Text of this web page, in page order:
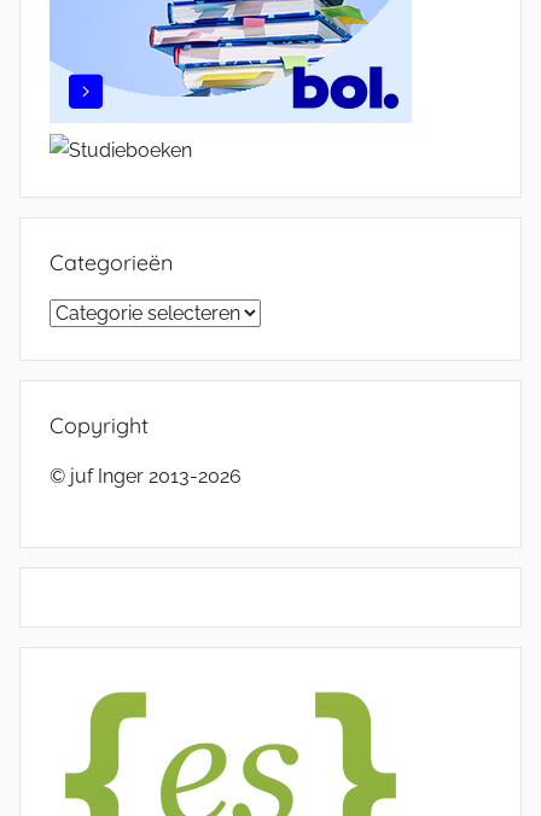
Categorieën
Categorieën
Copyright
© juf Inger 2013-2026